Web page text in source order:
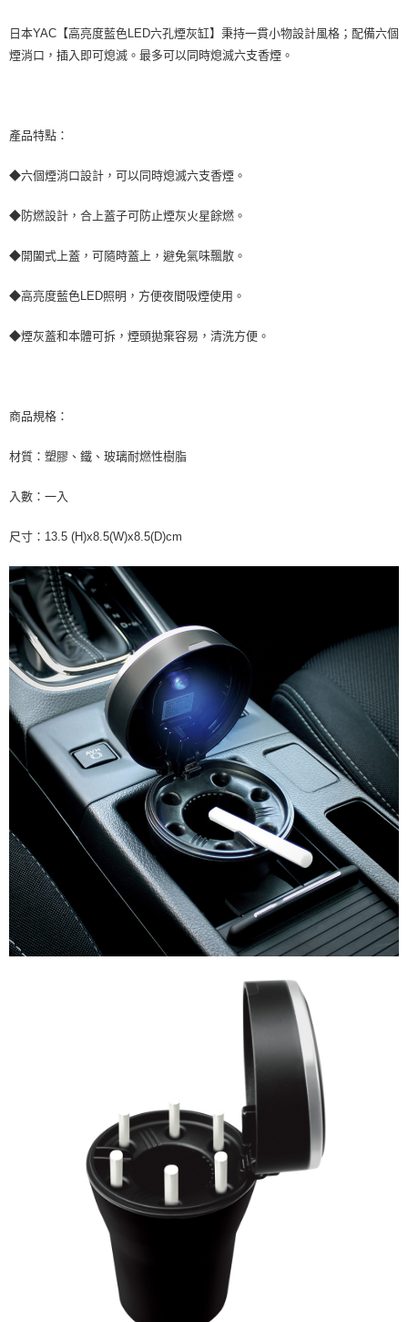
１．於結帳方式選擇「AFTEE先享後付」後，將跳轉至「AFTEE先享後付」
結帳頁面，進行簡訊認證並確認金額後，即可完成結帳。
購買商品的店家。未經商家同意取消之訂單仍視為有效，需透過AFTEE先享
※ 交易是否成功請以「AFTEE先享後付 」之結帳頁面顯示為準，若有關於
是否繳費成功／繳費後需取消欲退款等相關疑問，請聯繫「AFTEE先享後付
１．透過由恩沛科技股份有限公司提供之「AFTEE先享後付」服務完成之交
２．關於個人資料處理事宜，請瀏覽以下網址：
３．未成年的使用者請事先徵得法定代理人或監護人之同意方可使用
請求用戶進行身份認證。
恩沛科技股份有限公司將有權停止該用戶之使用額度並採取法律行動。
付款後全家取貨 (運費70$)
每筆NT$70，滿NT$490(含以上)免運費
付款後萊爾富取貨 (運費70$)
每筆NT$70，滿NT$490(含以上)免運費
宅配寄送，滿490免運費(運費$70)
日本YAC【高亮度藍色LED六孔煙灰缸】秉持一貫小物設計風格；配備六個
煙消口，插入即可熄滅。最多可以同時熄滅六支香煙。
產品特點：
◆六個煙消口設計，可以同時熄滅六支香煙。
◆防燃設計，合上蓋子可防止煙灰火星餘燃。
◆開闔式上蓋，可隨時蓋上，避免氣味飄散。
◆高亮度藍色LED照明，方便夜間吸煙使用。
◆煙灰蓋和本體可拆，煙頭拋棄容易，清洗方便。
商品規格：
材質：塑膠、鐵、玻璃耐燃性樹脂
入數：一入
尺寸：13.5 (H)x8.5(W)x8.5(D)cm